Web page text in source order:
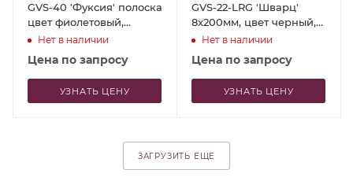
GVS-40 'Фуксия' полоска
цвет фиолетовый,
белый, 250 шт
Нет в наличии
Цена по запросу
УЗНАТЬ ЦЕНУ
GVS-22-LRG 'Шварц'
8x200мм, цвет черный,
150шт
Нет в наличии
Цена по запросу
УЗНАТЬ ЦЕНУ
ЗАГРУЗИТЬ ЕЩЕ